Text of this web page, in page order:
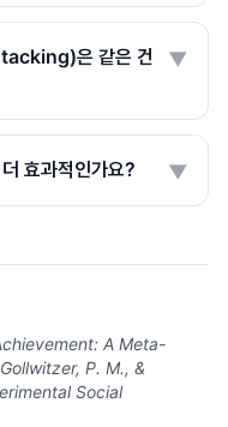
은 같은 건
▼
효과적인가요? ▼
A Meta-
P. M., &
Social